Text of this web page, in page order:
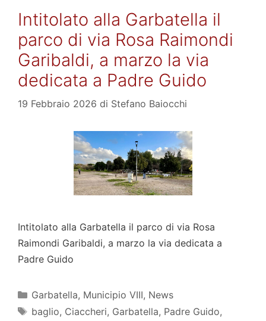
Intitolato alla Garbatella il
parco di via Rosa Raimondi
Garibaldi, a marzo la via
dedicata a Padre Guido
19 Febbraio 2026 di Stefano Baiocchi
Intitolato alla Garbatella il parco di via Rosa
Raimondi Garibaldi, a marzo la via dedicata a
Padre Guido
Categorie
Garbatella, Municipio VIII, News
Tag
baglio, Ciaccheri, Garbatella, Padre Guido,